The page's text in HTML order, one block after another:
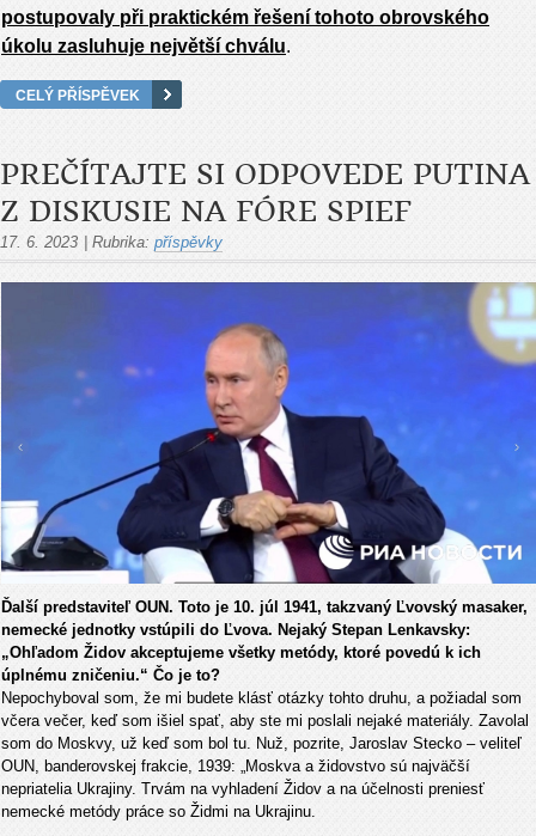
postupovaly při praktickém řešení tohoto obrovského
úkolu zasluhuje největší chválu.
CELÝ PŘÍSPĚVEK
PREČÍTAJTE SI ODPOVEDE PUTINA
Z DISKUSIE NA FÓRE SPIEF
17. 6. 2023 Rubrika: příspěvky
Ďalší predstaviteľ OUN. Toto je 10. júl 1941, takzvaný Ľvovský masaker,
nemecké jednotky vstúpili do Ľvova. Nejaký Stepan Lenkavsky:
„Ohľadom Židov akceptujeme všetky metódy, ktoré povedú k ich
úplnému zničeniu.“ Čo je to?
Nepochyboval som, že mi budete klásť otázky tohto druhu, a požiadal som
včera večer, keď som išiel spať, aby ste mi poslali nejaké materiály. Zavolal
som do Moskvy, už keď som bol tu. Nuž, pozrite, Jaroslav Stecko – veliteľ
OUN, banderovskej frakcie, 1939: „Moskva a židovstvo sú najväčší
nepriatelia Ukrajiny. Trvám na vyhladení Židov a na účelnosti preniesť
nemecké metódy práce so Židmi na Ukrajinu.